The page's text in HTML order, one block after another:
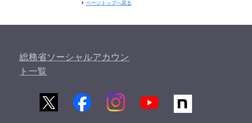
ページトップへ戻る
総務省ソーシャルアカウン
ト一覧